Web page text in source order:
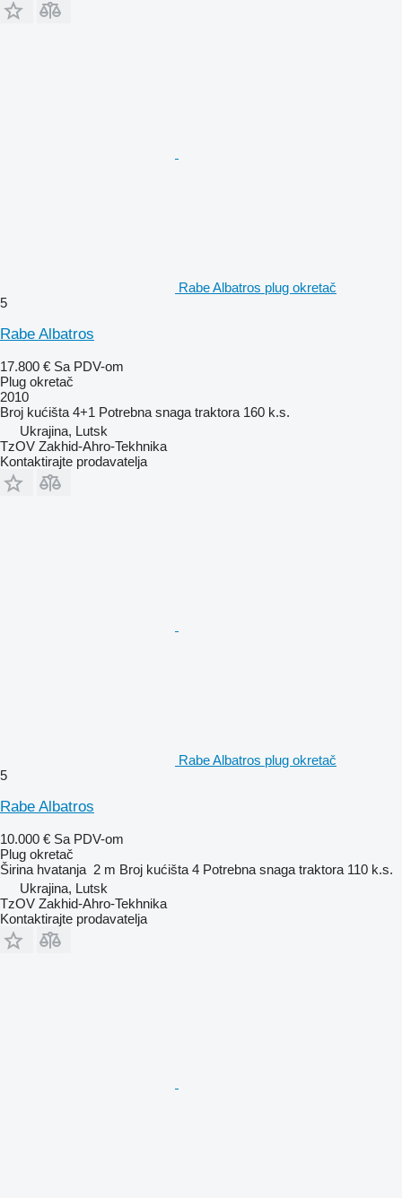
Rabe Albatros plug okretač
5
Rabe Albatros
17.800 € Sa PDV-om
Plug okretač
2010
Broj kućišta 4+1 Potrebna snaga traktora 160 k.s.
Ukrajina, Lutsk
TzOV Zakhid-Ahro-Tekhnika
Kontaktirajte prodavatelja
Rabe Albatros plug okretač
5
Rabe Albatros
10.000 € Sa PDV-om
Plug okretač
Širina hvatanja 2 m Broj kućišta 4 Potrebna snaga traktora 110 k.s.
Ukrajina, Lutsk
TzOV Zakhid-Ahro-Tekhnika
Kontaktirajte prodavatelja